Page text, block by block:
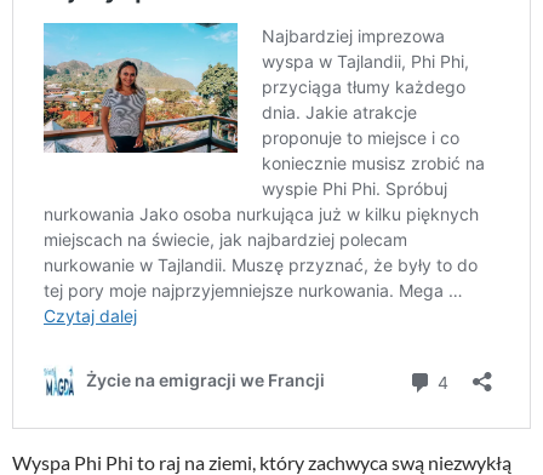
Wyspa Phi Phi to raj na ziemi, który zachwyca swą niezwykłą